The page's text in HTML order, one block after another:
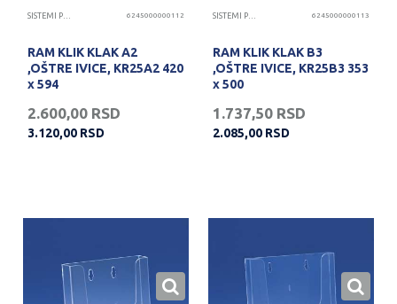
SISTEMI PREZENTACIJA 6245000000112
RAM KLIK KLAK A2
,OŠTRE IVICE, KR25A2 420
x 594
2.600,00 RSD
3.120,00 RSD
SISTEMI PREZENTACIJA 6245000000113
RAM KLIK KLAK B3
,OŠTRE IVICE, KR25B3 353
x 500
1.737,50 RSD
2.085,00 RSD